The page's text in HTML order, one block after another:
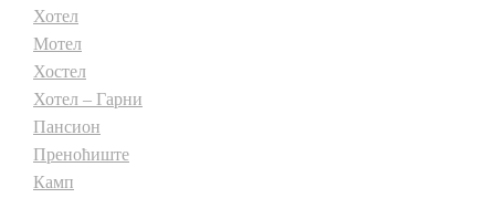
Хотел
Мотел
Хостел
Хотел – Гарни
Пансион
Преноћиште
Камп